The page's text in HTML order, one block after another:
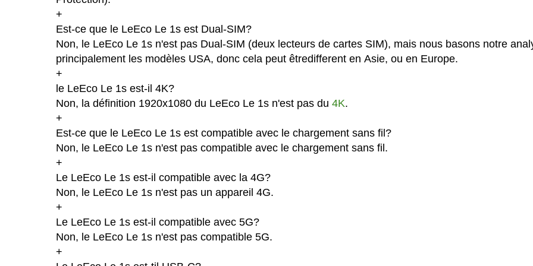
+
Est-ce que le LeEco Le 1s est Dual-SIM?
Non, le LeEco Le 1s n'est pas Dual-SIM (deux lecteurs de cartes SIM), mais nous basons notre
principalement les modèles USA, donc cela peut êtredifferent en Asie, ou en Europe.
+
le LeEco Le 1s est-il 4K?
Non, la définition 1920x1080 du LeEco Le 1s n'est pas du 4K.
+
Est-ce que le LeEco Le 1s est compatible avec le chargement sans fil?
Non, le LeEco Le 1s n'est pas compatible avec le chargement sans fil.
+
Le LeEco Le 1s est-il compatible avec la 4G?
Non, le LeEco Le 1s n'est pas un appareil 4G.
+
Le LeEco Le 1s est-il compatible avec 5G?
Non, le LeEco Le 1s n'est pas compatible 5G.
+